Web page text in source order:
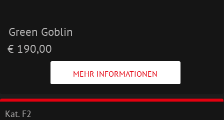
Green Goblin
€ 190,00
MEHR INFORMATIONEN
Kat. F2